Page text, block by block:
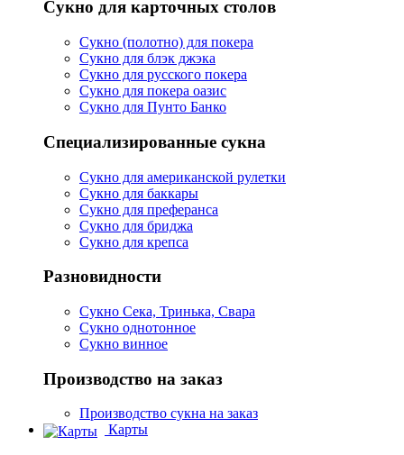
Сукно для карточных столов
Сукно (полотно) для покера
Сукно для блэк джэка
Сукно для русского покера
Сукно для покера оазис
Сукно для Пунто Банко
Специализированные сукна
Сукно для американской рулетки
Сукно для баккары
Сукно для преферанса
Сукно для бриджа
Сукно для крепса
Разновидности
Сукно Сека, Тринька, Свара
Сукно однотонное
Сукно винное
Производство на заказ
Производство сукна на заказ
Карты